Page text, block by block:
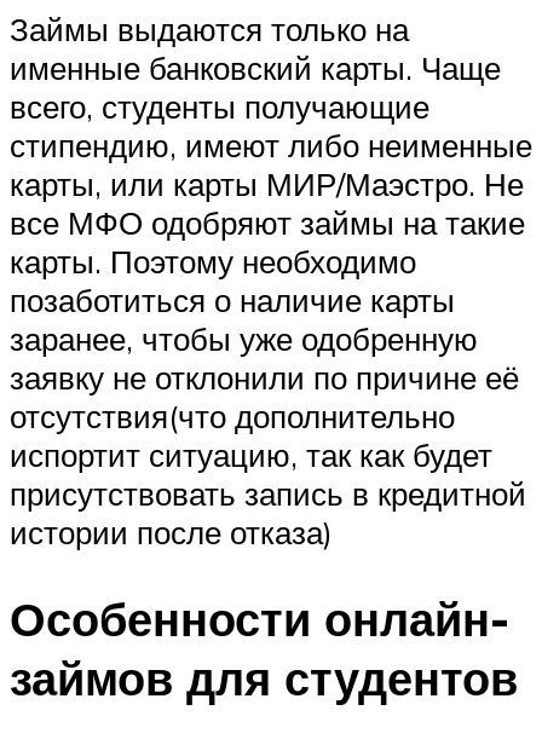
Займы выдаются только на
именные банковский карты. Чаще
всего, студенты получающие
стипендию, имеют либо неименные
карты, или карты МИР/Маэстро. Не
все МФО одобряют займы на такие
карты. Поэтому необходимо
позаботиться о наличие карты
заранее, чтобы уже одобренную
заявку не отклонили по причине её
отсутствия(что дополнительно
испортит ситуацию, так как будет
присутствовать запись в кредитной
истории после отказа)
Особенности онлайн-
займов для студентов